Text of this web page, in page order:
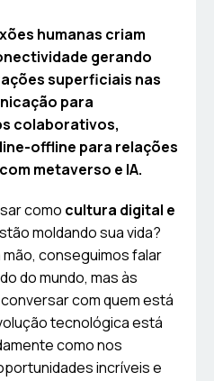
humanas criam
gerando
superficiais nas
para
colaborativos,
offline para relações
metaverso e IA.
como cultura digital e
moldando sua vida?
mão, conseguimos falar
do mundo, mas às
com quem está
tecnológica está
como nos
incríveis e